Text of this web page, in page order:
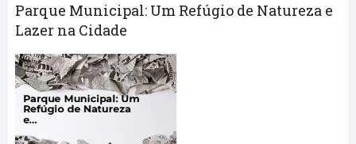
Parque Municipal: Um Refúgio de Natureza e
Lazer na Cidade